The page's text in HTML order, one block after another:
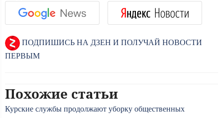
ПОДПИШИСЬ НА ДЗЕН И ПОЛУЧАЙ НОВОСТИ
ПЕРВЫМ
Похожие статьи
Курские службы продолжают уборку общественных